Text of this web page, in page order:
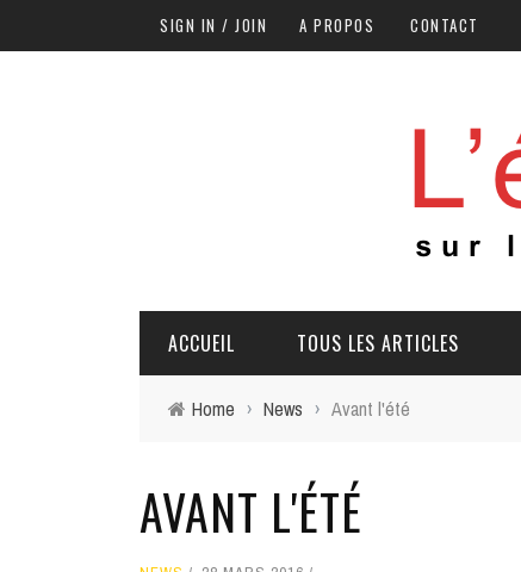
SIGN IN / JOIN A PROPOS CONTACT
ACCUEIL TOUS LES ARTICLES
Home › News › Avant l'été
AVANT L'ÉTÉ